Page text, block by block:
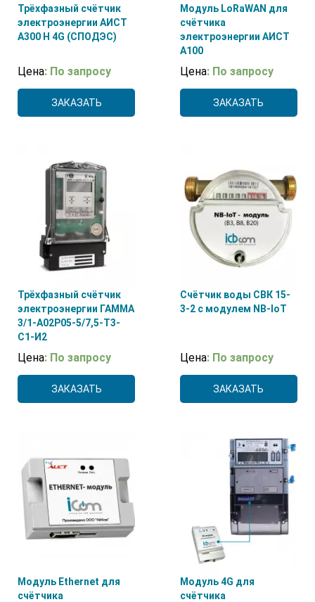
Трёхфазный счётчик
электроэнергии АИСТ
А300 H 4G (СПОДЭС)
Цена: По запросу
ЗАКАЗАТЬ
Модуль LoRaWAN для
счётчика
электроэнергии АИСТ
А100
Цена: По запросу
ЗАКАЗАТЬ
Трёхфазный счётчик
электроэнергии ГАММА
3/1-А02Р05-5/7,5-Т3-
С1-И2
Цена: По запросу
ЗАКАЗАТЬ
Счётчик воды СВК 15-
3-2 с модулем NB-IoT
Цена: По запросу
ЗАКАЗАТЬ
Модуль Ethernet для
счётчика
Модуль 4G для
счётчика